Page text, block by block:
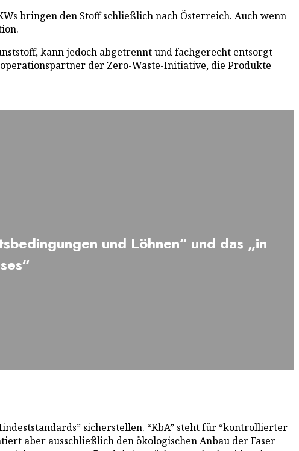
bringen den Stoff schließlich nach Österreich. Auch wenn
kann jedoch abgetrennt und fachgerecht entsorgt
der Zero-Waste-Initiative, die Produkte
und Löhnen“ und das „in
sicherstellen. “KbA” steht für “kontrollierter
aber ausschließlich den ökologischen Anbau der Faser